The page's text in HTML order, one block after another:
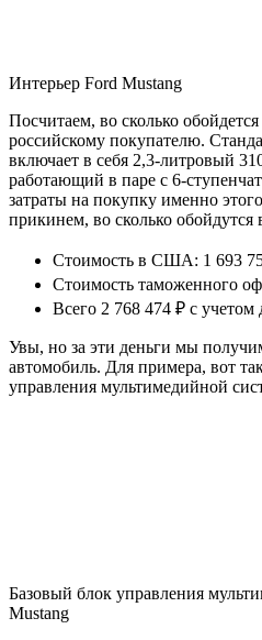
Интерьер Ford Mustang
Посчитаем, во сколько
российскому покупателю.
включает в себя 2,3-литровый
работающий в паре с 6-
затраты на покупку именно
прикинем, во сколько обойдутся
Стоимость в США: ‭1 693
Стоимость таможенного
Всего 2 768 474‬ ₽ с учетом
Увы, но за эти деньги мы
автомобиль. Для примера, вот
управления мультимедийной
Базовый блок управления
Mustang